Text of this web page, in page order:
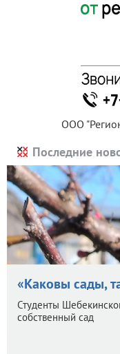
ООО
Последние
«Каковы сады,
Студенты
собственный сад